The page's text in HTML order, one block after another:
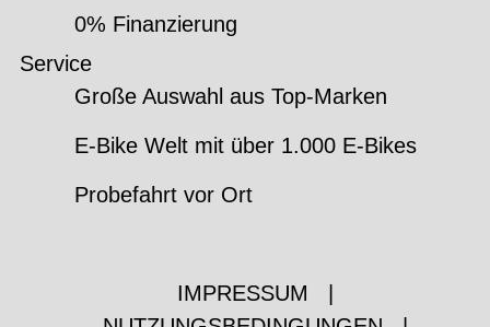
0% Finanzierung
Service
Große Auswahl aus Top-Marken
E-Bike Welt mit über 1.000 E-Bikes
Probefahrt vor Ort
IMPRESSUM